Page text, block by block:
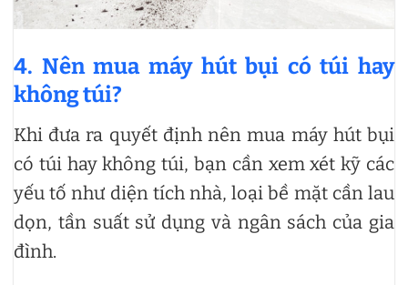
4. Nên mua máy hút bụi có túi hay
không túi?
Khi đưa ra quyết định nên mua máy hút bụi
có túi hay không túi, bạn cần xem xét kỹ các
yếu tố như diện tích nhà, loại bề mặt cần lau
dọn, tần suất sử dụng và ngân sách của gia
đình.